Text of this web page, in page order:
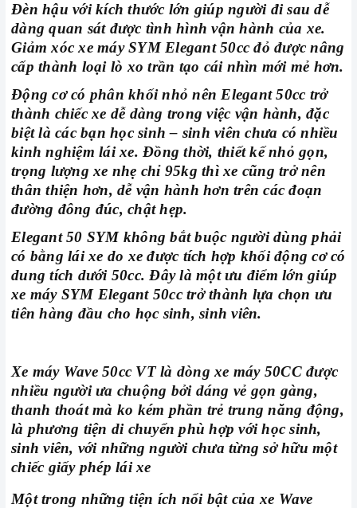
Đèn hậu với kích thước lớn giúp người đi sau dễ
dàng quan sát được tình hình vận hành của xe.
Giảm xóc xe máy SYM Elegant 50cc đỏ được nâng
cấp thành loại lò xo trần tạo cái nhìn mới mẻ hơn.
Động cơ có phân khối nhỏ nên Elegant 50cc trở
thành chiếc xe dễ dàng trong việc vận hành, đặc
biệt là các bạn học sinh – sinh viên chưa có nhiều
kinh nghiệm lái xe. Đồng thời, thiết kế nhỏ gọn,
trọng lượng xe nhẹ chỉ 95kg thì xe cũng trở nên
thân thiện hơn, dễ vận hành hơn trên các đoạn
đường đông đúc, chật hẹp.
Elegant 50 SYM không bắt buộc người dùng phải
có bằng lái xe do xe được tích hợp khối động cơ có
dung tích dưới 50cc. Đây là một ưu điểm lớn giúp
xe máy SYM Elegant 50cc trở thành lựa chọn ưu
tiên hàng đầu cho học sinh, sinh viên.
Xe máy Wave 50cc VT là dòng xe máy 50CC được
nhiều người ưa chuộng bởi dáng vẻ gọn gàng,
thanh thoát mà ko kém phần trẻ trung năng động,
là phương tiện di chuyển phù hợp với học sinh,
sinh viên, với những người chưa từng sở hữu một
chiếc giấy phép lái xe
Một trong những tiện ích nổi bật của xe Wave